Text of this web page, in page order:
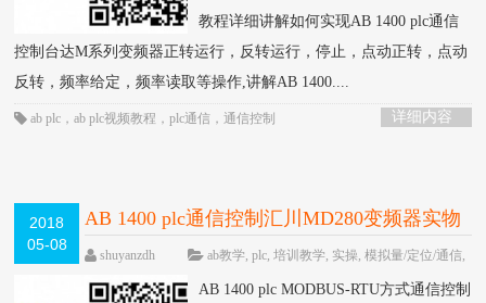
教程详细讲解如何实现AB 1400 plc通信
控制台达M系列变频器正转运行，反转运行，停止，点动正转，点动
反转，频率给定，频率读取等操作,讲解AB 1400....
详细内容
ab plc ，ab plc视频教程 ，plc通信 ，通信控制
2018
05-08
AB 1400 plc通信控制汇川MD280变频器实物
操作视频教程-书研自动化培训中心制作
HOT
shuyanzdh ab教学,plc,培训教学, 实操,模拟量/定位/通信,
论
AB 1400 plc MODBUS-RTU方式通信控制